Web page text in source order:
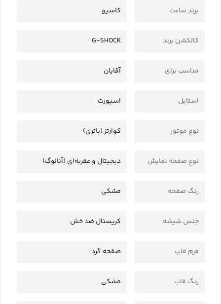
برند ساعت کاسیو
کالکشن برند G-SHOCK
مناسب برای آقایان
استایل اسپورت
نوع موتور کوارتز (باتری)
نوع صفحه نمایش دیجیتال و عقربه‌ای (آنالوگ)
رنگ صفحه مشکی
جنس شیشه کریستال ضد خش
فرم قاب صفحه گرد
رنگ قاب مشکی